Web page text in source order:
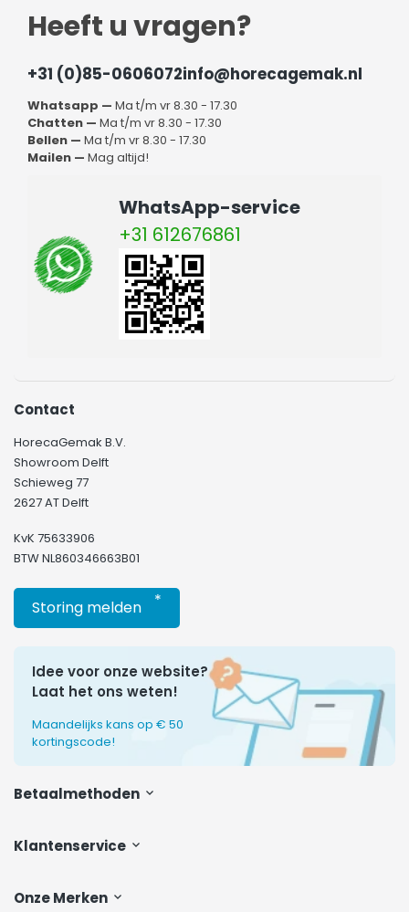
Heeft u vragen?
+31 (0)85-0606072info@horecagemak.nl
Whatsapp — Ma t/m vr 8.30 - 17.30
Chatten — Ma t/m vr 8.30 - 17.30
Bellen — Ma t/m vr 8.30 - 17.30
Mailen — Mag altijd!
WhatsApp-service
+31 612676861
Klantenservice
Onze Merken
Contact
HorecaGemak B.V.
Showroom Delft
Schieweg 77
2627 AT Delft
KvK 75633906
BTW NL860346663B01
Storing melden *
Idee voor onze website?
Laat het ons weten!
Maandelijks kans op € 50
kortingscode!
Betaalmethoden